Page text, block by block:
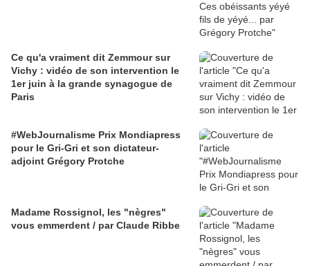
Ce qu'a vraiment dit Zemmour sur
Vichy : vidéo de son intervention le
1er juin à la grande synagogue de
Paris
#WebJournalisme Prix Mondiapress
pour le Gri-Gri et son dictateur-
adjoint Grégory Protche
Madame Rossignol, les "nègres"
vous emmerdent / par Claude Ribbe